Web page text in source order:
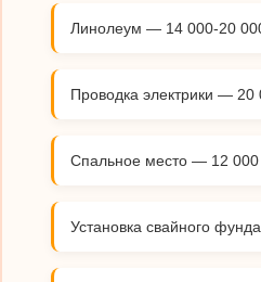
Линолеум — 14 000-20
Проводка электрики — 20
Спальное место — 12 000
Установка свайного